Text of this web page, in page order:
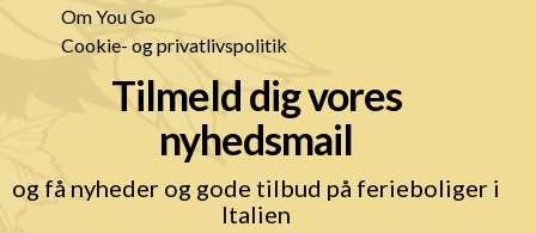
Om You Go
Cookie- og privatlivspolitik
Tilmeld dig vores
nyhedsmail
og få nyheder og gode tilbud på ferieboliger i
Italien